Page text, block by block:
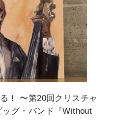
！ 〜第20回クリスチャ
グ・バンド『Without